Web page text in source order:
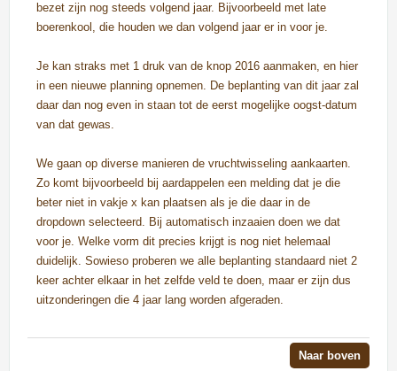
bezet zijn nog steeds volgend jaar. Bijvoorbeeld met late
boerenkool, die houden we dan volgend jaar er in voor je.
Je kan straks met 1 druk van de knop 2016 aanmaken, en hier
in een nieuwe planning opnemen. De beplanting van dit jaar zal
daar dan nog even in staan tot de eerst mogelijke oogst-datum
van dat gewas.
We gaan op diverse manieren de vruchtwisseling aankaarten.
Zo komt bijvoorbeeld bij aardappelen een melding dat je die
beter niet in vakje x kan plaatsen als je die daar in de
dropdown selecteerd. Bij automatisch inzaaien doen we dat
voor je. Welke vorm dit precies krijgt is nog niet helemaal
duidelijk. Sowieso proberen we alle beplanting standaard niet 2
keer achter elkaar in het zelfde veld te doen, maar er zijn dus
uitzonderingen die 4 jaar lang worden afgeraden.
Naar boven